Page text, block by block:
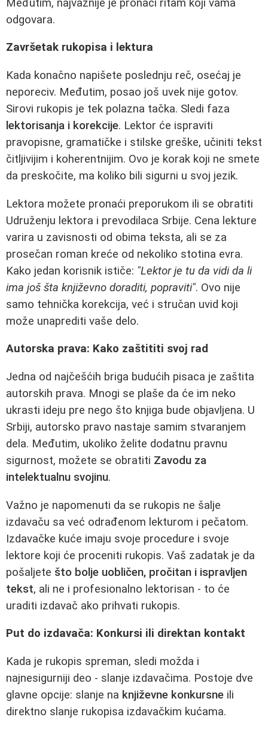
Međutim, najvažnije je pronaći ritam koji vama
odgovara.
Završetak rukopisa i lektura
Kada konačno napišete poslednju reč, osećaj je
neporeciv. Međutim, posao još uvek nije gotov.
Sirovi rukopis je tek polazna tačka. Sledi faza
lektorisanja i korekcije. Lektor će ispraviti
pravopisne, gramatičke i stilske greške, učiniti tekst
čitljivijim i koherentnijim. Ovo je korak koji ne smete
da preskočite, ma koliko bili sigurni u svoj jezik.
Lektora možete pronaći preporukom ili se obratiti
Udruženju lektora i prevodilaca Srbije. Cena lekture
varira u zavisnosti od obima teksta, ali se za
prosečan roman kreće od nekoliko stotina evra.
Kako jedan korisnik ističe: "Lektor je tu da vidi da li
ima još šta književno doraditi, popraviti". Ovo nije
samo tehnička korekcija, već i stručan uvid koji
može unaprediti vaše delo.
Autorska prava: Kako zaštititi svoj rad
Jedna od najčešćih briga budućih pisaca je zaštita
autorskih prava. Mnogi se plaše da će im neko
ukrasti ideju pre nego što knjiga bude objavljena. U
Srbiji, autorsko pravo nastaje samim stvaranjem
dela. Međutim, ukoliko želite dodatnu pravnu
sigurnost, možete se obratiti Zavodu za
intelektualnu svojinu.
Važno je napomenuti da se rukopis ne šalje
izdavaču sa već odrađenom lekturom i pečatom.
Izdavačke kuće imaju svoje procedure i svoje
lektore koji će proceniti rukopis. Vaš zadatak je da
pošaljete što bolje uobličen, pročitan i ispravljen
tekst, ali ne i profesionalno lektorisan - to će
uraditi izdavač ako prihvati rukopis.
Put do izdavača: Konkursi ili direktan kontakt
Kada je rukopis spreman, sledi možda i
najnesigurniji deo - slanje izdavačima. Postoje dve
glavne opcije: slanje na književne konkursne ili
direktno slanje rukopisa izdavačkim kućama.